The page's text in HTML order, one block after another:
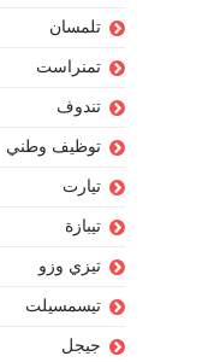
تلمسان
تمنراست
تندوف
توظيف وطني
تيارت
تيبازة
تيزي وزو
تيسمسيلت
جيجل